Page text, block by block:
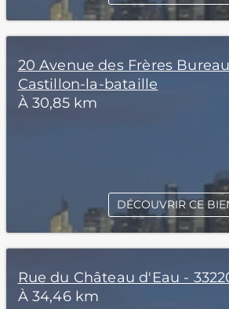
20 Avenue des Frères
Castillon-la-bataille
À 30,85 km
DÉCOUVRIR CE
Rue du Château d'Eau -
À 34,46 km